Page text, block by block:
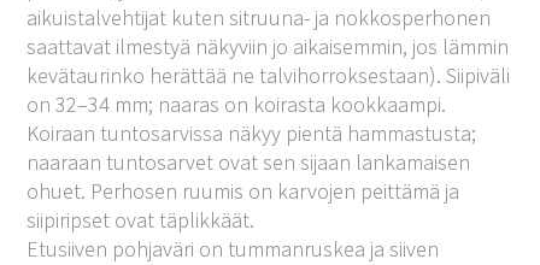
aikuistalvehtijat kuten sitruuna- ja nokkosperhonen
saattavat ilmestyä näkyviin jo aikaisemmin, jos lämmin
kevätaurinko herättää ne talvihorroksestaan). Siipiväli
on 32–34 mm; naaras on koirasta kookkaampi.
Koiraan tuntosarvissa näkyy pientä hammastusta;
naaraan tuntosarvet ovat sen sijaan lankamaisen
ohuet. Perhosen ruumis on karvojen peittämä ja
siipiripset ovat täplikkäät.
Etusiiven pohjaväri on tummanruskea ja siiven